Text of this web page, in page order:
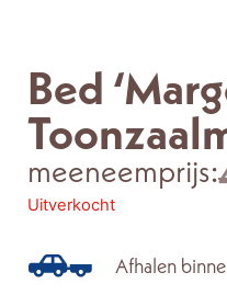
Bed
meeneemprijs:
Uitverkocht
Afhalen